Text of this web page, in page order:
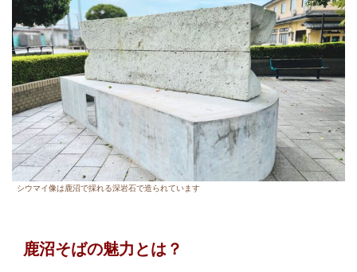
シウマイ像は鹿沼で採れる深岩石で造られています
鹿沼そばの魅力とは？